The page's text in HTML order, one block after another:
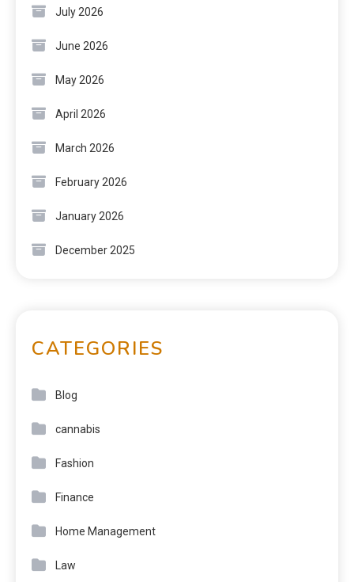
July 2026
June 2026
May 2026
April 2026
March 2026
February 2026
January 2026
December 2025
CATEGORIES
Blog
cannabis
Fashion
Finance
Home Management
Law